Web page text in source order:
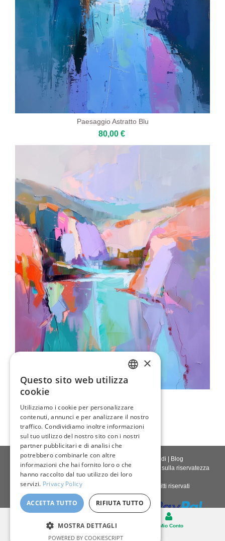
Paesaggio Astratto Blu
80,00 €
80,00 €
Contattaci| Chi siamo|Qualità giclée Accedi
Blog
Politica di consegna |Politica di restituzione Politica sulla riservatezza
Diritto d'autore © 2026 - Tutti i diritti riservati
Desktop
Carello Il Mio Conto
GERMAN
FRENCH
×
Questo sito web utilizza
cookie
Utilizziamo i cookie per personalizzare
contenuti, annunci e per analizzare il nostro
traffico. Condividiamo inoltre informazioni
sul tuo utilizzo del nostro sito con i nostri
partner pubblicitari e di analisi che
potrebbero combinarle con altre
informazioni che hai fornito loro o che
hanno raccolto dal tuo utilizzo dei loro
servizi. Privacy Policy
ACCETTA TUTTO RIFIUTA TUTTO
MOSTRA DETTAGLI
POWERED BY COOKIESCRIPT